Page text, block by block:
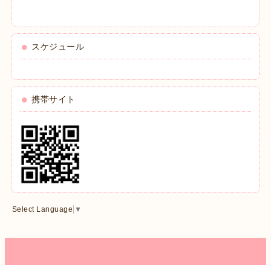
スケジュール
携帯サイト
Select Language ▼